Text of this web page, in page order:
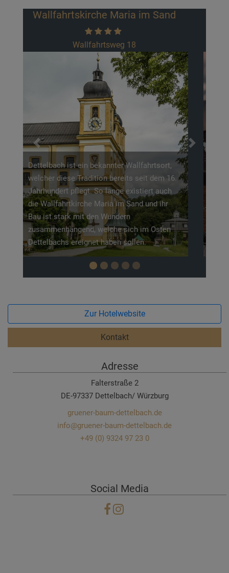
Art of Chocolate
Gewerbering-Nord 2
Das Schokolade ein Lächeln ins Gesicht
zaubert ist uns allen bekannt, aber das Art of
Chocolat tut dies nochmal auf eine spezielle
Art und Weise. Die genussverrückten
Chocolatiers haben es sich hier zur Aufgabe
gemacht, mit ausgefallenen Rezepten, wie z.
B. die scharfen Schokonudeln, mit
Traditionen zu spielen und diese auch mal
auf den Kopf zustellen. Entdecken Sie die
vielfältige Welt der Schokolade und lassen
Sie sich Ihre Souvenirs schmecken.
Previous Next
Zur Hotelwebsite
Kontakt
Adresse
Falterstraße 2
DE-97337 Dettelbach/ Würzburg
gruener-baum-dettelbach.de
info@gruener-baum-dettelbach.de
+49 (0) 9324 97 23 0
Social Media